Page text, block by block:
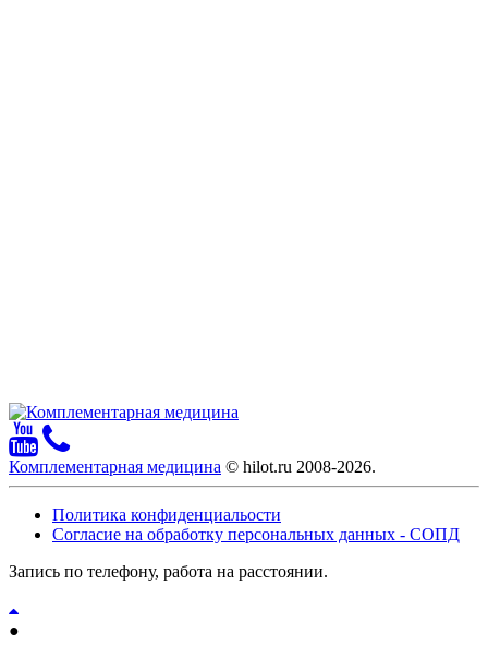
Комплементарная медицина © hilot.ru 2008-2026.
Политика конфиденциальости
Согласие на обработку персональных данных - СОПД
Запись по телефону, работа на расстоянии.
●